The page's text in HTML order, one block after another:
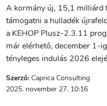
A kormány új, 15,1 milliárd
támogatni a hulladék
a KEHOP Plusz-2.3.11
már elérhető, december 1-
tényleges indulás 2026
Szerző: Caprica Consulting
2025. november 27. 10:16